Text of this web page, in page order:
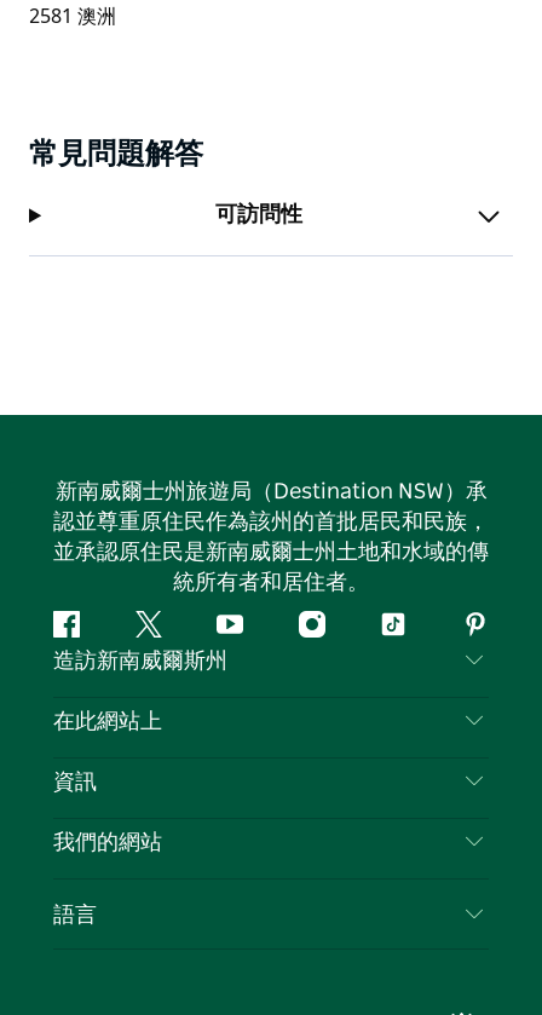
常見問題解答
可訪問性
新南威爾士州旅遊局（Destination NSW）承
認並尊重原住民作為該州的首批居民和民族，
並承認原住民是新南威爾士州土地和水域的傳
統所有者和居住者。
Facebook嘰
嘰
喳
Youtube Instagram
抖
造訪新南威爾斯州
聯絡我們
隱私
Cookie 通知
在此網站上
目的地
新南威爾斯州公路旅行
活動
資訊
旅行資訊
新南威爾斯的商業
我們的網站
語言